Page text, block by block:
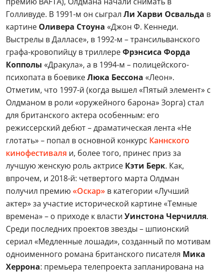
Голливуде. В 1991-м он сыграл Ли Харви Освальда в
картине Оливера Стоуна «Джон Ф. Кеннеди.
Выстрелы в Далласе», в 1992-м – трансильванского
графа-кровопийцу в триллереФрэнсиса Форда
Копполы «Дракула», а в 1994-м – полицейского-
психопата в боевикеЛюка Бессона «Леон».
Отметим, что 1997-й (когда вышел «Пятый элемент» с
Олдманом в роли «оружейного барона» Зорга) стал
для британского актера особенным: его
режиссерский дебют – драматическая лента «Не
глотать» – попал в основной конкурс Каннского
кинофестиваля и, более того, принес приз за
лучшую женскую роль актрисе Кэти Берк. Как,
впрочем, и 2018-й: четвертого марта Олдман
получил премию«Оскар» в категории «Лучший
актер» за участие исторической картине «Темные
времена» – о приходе к власти Уинстона Черчилля.
Среди последних проектов звезды – шпионский
сериал «Медленные лошади», созданный по мотивам
одноименного романа британского писателя Мика
Херрона: премьера телепроекта запланирована на